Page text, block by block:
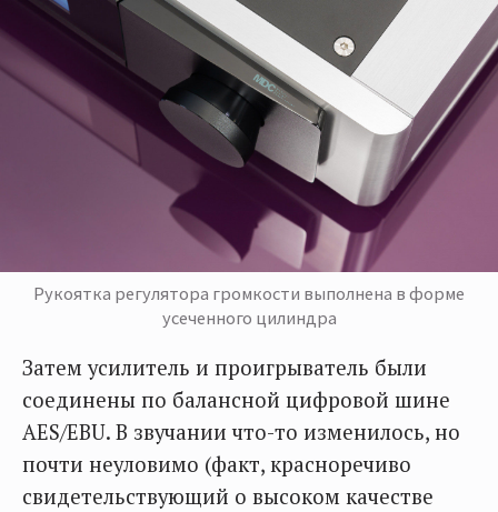
Рукоятка регулятора громкости выполнена в форме
усеченного цилиндра
Затем усилитель и проигрыватель были
соединены по балансной цифровой шине
AES/EBU. В звучании что-то изменилось, но
почти неуловимо (факт, красноречиво
свидетельствующий о высоком качестве